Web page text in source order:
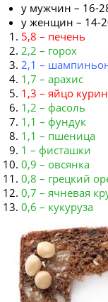
у мужчин – 16-
у женщин – 14-
5,8 – печень
2,2 – горох
2,1 –
1,7 – арахис
1,3 – яйцо
1,2 – фасоль
1,1 – фундук
1,1 – пшеница
1 – фисташки
0,9 – овсянка
0,8 – грецкий
0,7 – ячневая
0,6 – кукуруза